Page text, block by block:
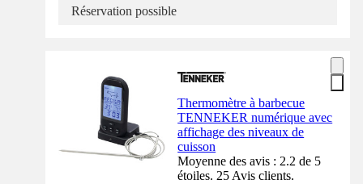
Réservation possible
Thermomètre à barbecue
TENNEKER numérique avec
affichage des niveaux de
cuisson
Moyenne des avis : 2.2 de 5
étoiles. 25 Avis clients.